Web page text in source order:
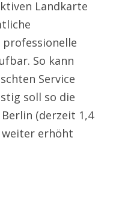
Landkarte
So kann
Service
soll so die
(derzeit 1,4
weiter erhöht